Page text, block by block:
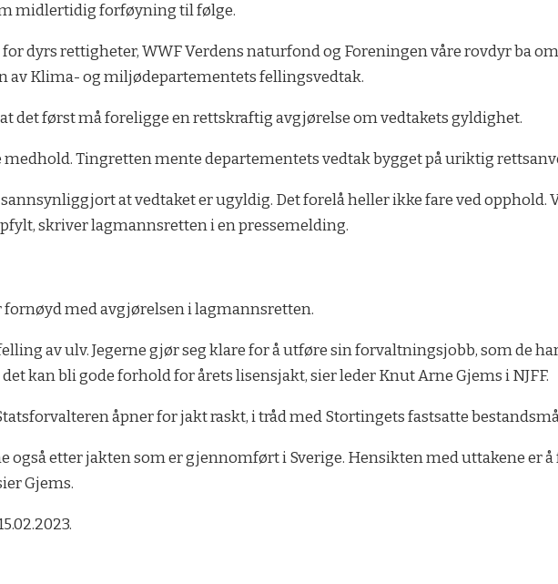
midlertidig forføyning til følge.
dyrs rettigheter, WWF Verdens naturfond og Foreningen våre rovdyr ba
Klima- og miljødepartementets fellingsvedtak.
det først må foreligge en rettskraftig avgjørelse om vedtakets gyldighet.
Tingretten mente departementets vedtak bygget på uriktig
at vedtaket er ugyldig. Det forelå heller ikke fare ved opphold.
skriver lagmannsretten i en pressemelding.
fornøyd med avgjørelsen i lagmannsretten.
av ulv. Jegerne gjør seg klare for å utføre sin forvaltningsjobb, som de
kan bli gode forhold for årets lisensjakt, sier leder Knut Arne Gjems i NJFF.
åpner for jakt raskt, i tråd med Stortingets fastsatte
også etter jakten som er gjennomført i Sverige. Hensikten med uttakene er
Gjems.